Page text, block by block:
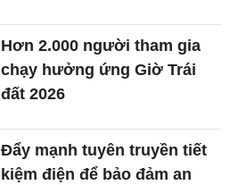
Hơn 2.000 người tham gia
chạy hưởng ứng Giờ Trái
đất 2026
Đẩy mạnh tuyên truyền tiết
kiệm điện để bảo đảm an